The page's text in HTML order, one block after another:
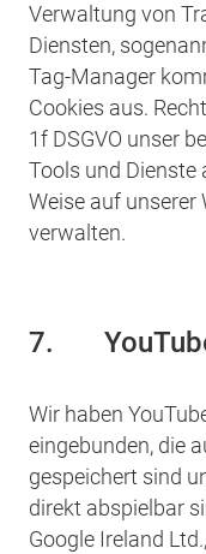
Verwaltung von
Diensten,
Tag-Manager
Cookies aus.
1f DSGVO unser
Tools und Dienste
Weise auf unserer
verwalten.
7.
Wir haben
eingebunden, die
gespeichert sind
direkt abspielbar
Google Ireland